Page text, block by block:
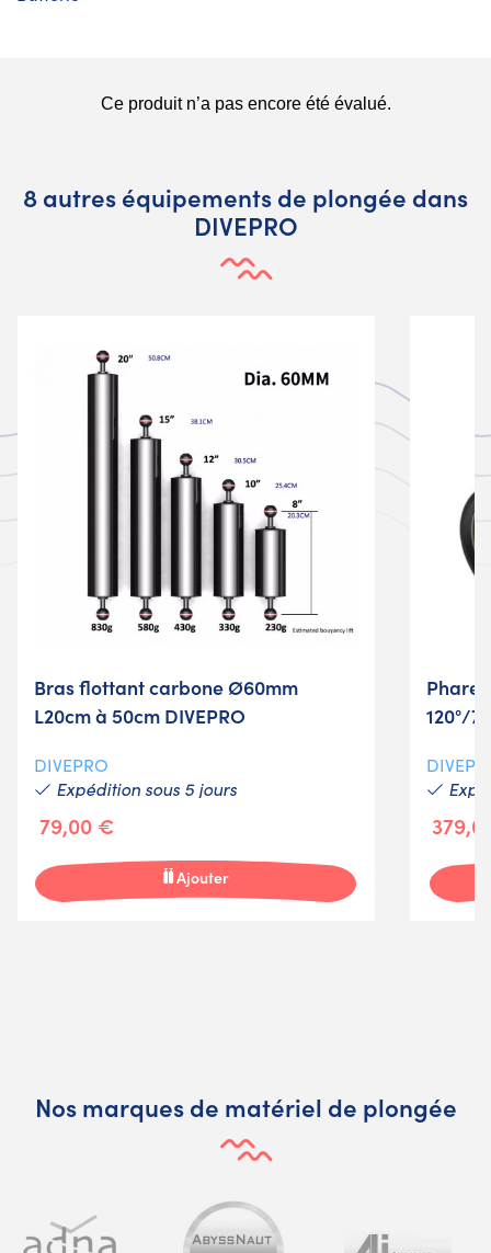
8 autres équipements de plongée dans
DIVEPRO
Bras flottant carbone Ø60mm
L20cm à 50cm DIVEPRO
DIVEPRO
Expédition sous 5 jours
79,00 €
Ajouter
Phare
120°/7°
Nos marques de matériel de plongée